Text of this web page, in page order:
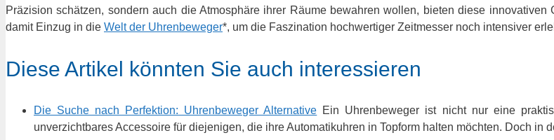
Präzision schätzen, sondern auch die Atmosphäre ihrer Räume bewahren wollen, bieten diese
damit Einzug in die Welt der Uhrenbeweger*, um die Faszination hochwertiger Zeitmesser noch intensiver
Diese Artikel könnten Sie auch interessieren
Die Suche nach Perfektion: Uhrenbeweger Alternative Ein Uhrenbeweger ist nicht nur eine
unverzichtbares Accessoire für diejenigen, die ihre Automatikuhren in Topform halten möchten. Doch in